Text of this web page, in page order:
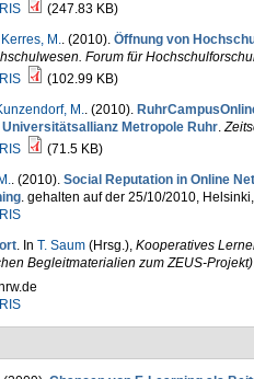
RIS
(247.83 KB)
Kerres, M.. (2010). Öffnung von
Forum für
RIS
(102.99 KB)
M.. (2010).
Metropole Ruhr.
RIS
(71.5 KB)
. (2010). Social Reputation in Online
. gehalten auf der 25/10/2010,
RIS
. In T. Saum(Hrsg.), Kooperatives
Begleitmaterialien zum ZEUS-Projekt)
RIS